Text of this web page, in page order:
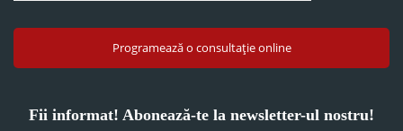
Programează o consultație online
Fii informat! Abonează-te la newsletter-ul nostru!